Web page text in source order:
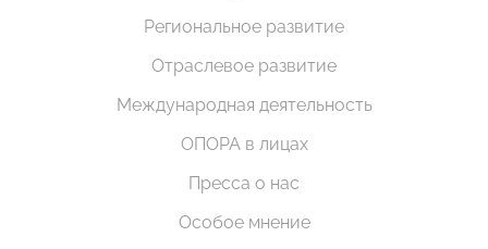
Региональное развитие
Отраслевое развитие
Международная деятельность
ОПОРА в лицах
Пресса о нас
Особое мнение